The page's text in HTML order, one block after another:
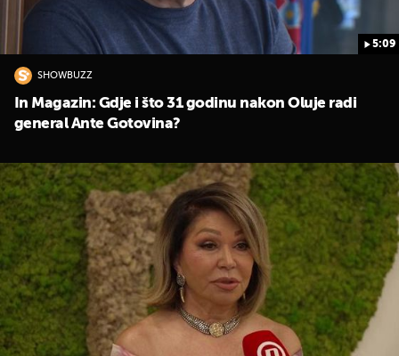
5:09
SHOWBUZZ
In Magazin: Gdje i što 31 godinu nakon Oluje radi
general Ante Gotovina?